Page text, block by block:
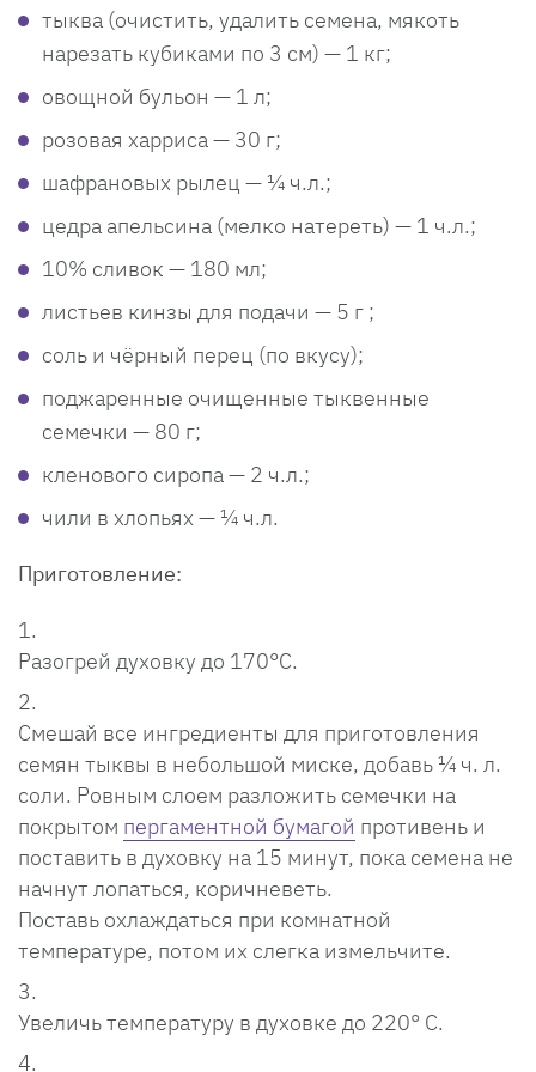
тыква (очистить, удалить семена, мякоть
нарезать кубиками по 3 см) — 1 кг;
овощной бульон — 1 л;
розовая харриса — 30 г;
шафрановых рылец — ¼ ч.л.;
цедра апельсина (мелко натереть) — 1 ч.л.;
10% сливок — 180 мл;
листьев кинзы для подачи — 5 г ;
соль и чёрный перец (по вкусу);
поджаренные очищенные тыквенные
семечки — 80 г;
кленового сиропа — 2 ч.л.;
чили в хлопьях — ¼ ч.л.
Приготовление:
Разогрей духовку до 170°С.
Смешай все ингредиенты для приготовления
семян тыквы в небольшой миске, добавь ¼ ч. л.
соли. Ровным слоем разложить семечки на
покрытом пергаментной бумагой противень и
поставить в духовку на 15 минут, пока семена не
начнут лопаться, коричневеть.
Поставь охлаждаться при комнатной
температуре, потом их слегка измельчите.
Увеличь температуру в духовке до 220° С.